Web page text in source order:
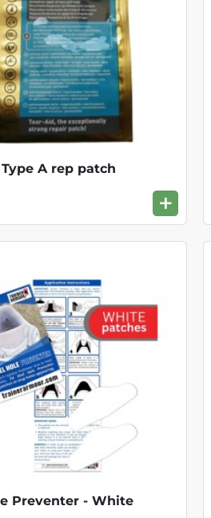
A rep patch
+
Preventer - White